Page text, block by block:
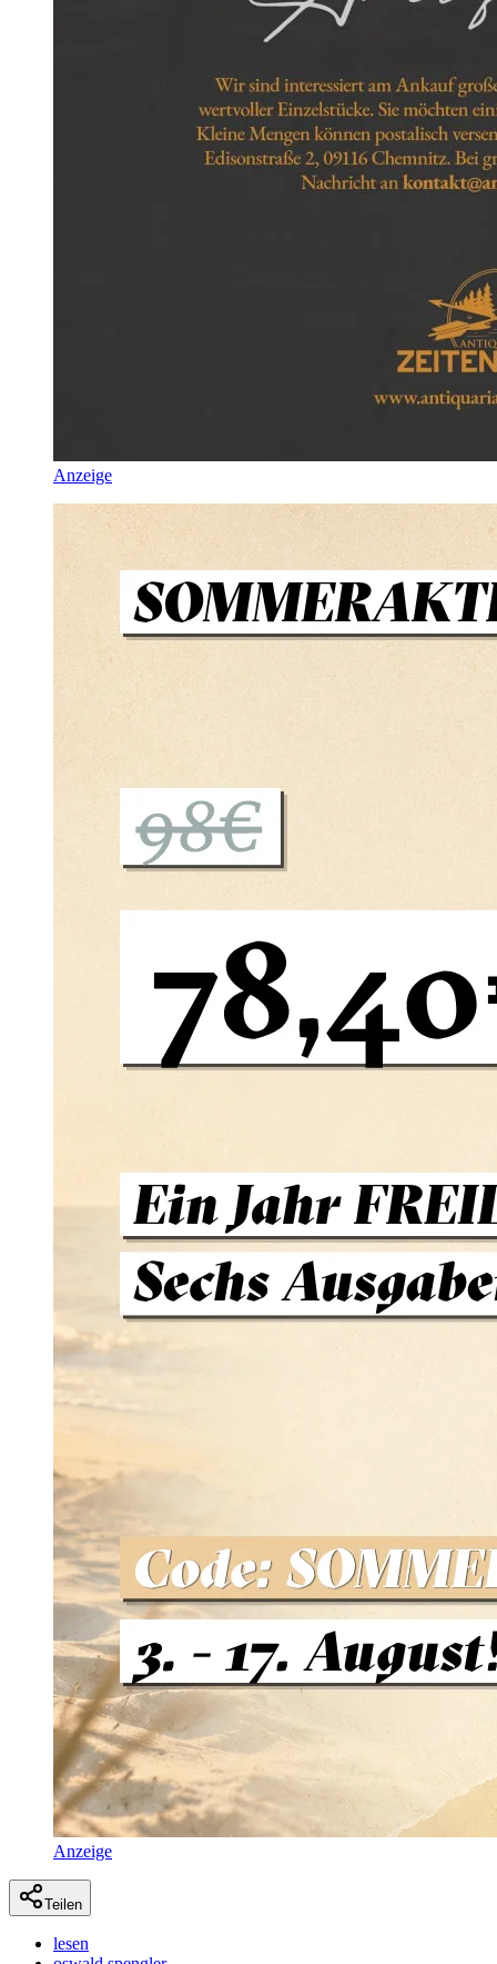
Anzeige
Anzeige
Teilen
lesen